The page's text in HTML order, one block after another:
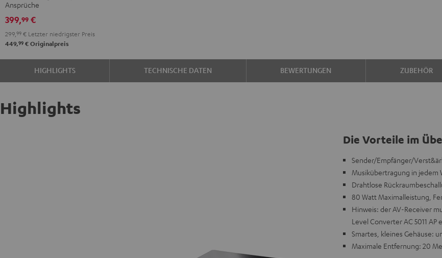
Ansprüche
399,99 €
299, 99 € Letzter niedrigster Preis
449,99 € Originalpreis
HIGHLIGHTS TECHNISCHE DATEN BEWERTUNGEN ZUBEHÖR
Highlights
Die Vorteile im
Sender/Empfänger/
Musikübertragung in jedem
Drahtlose
80 Watt Maximalleistung,
Hinweis: der AV-Receiver
Level Converter AC 5011 AP
Smartes, kleines Gehäuse:
Maximale Entfernung: 20